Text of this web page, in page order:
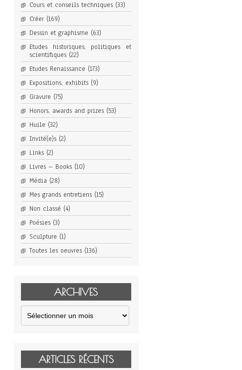
Cours et conseils techniques(33)
Créer(169)
Dessin et graphisme (63)
Etudes historiques, politiques et
scientifiques(22)
Etudes Renaissance (173)
Expositions, exhibits(9)
Gravure (75)
Honors, awards and prizes(53)
Huile (32)
Invité(e)s(2)
Links(2)
Livres – Books(10)
Média (28)
Mes grands entretiens(15)
Non classé (4)
Poésies(3)
Sculpture (1)
Toutes les oeuvres(136)
ARCHIVES
Archives
ARTICLES RÉCENTS